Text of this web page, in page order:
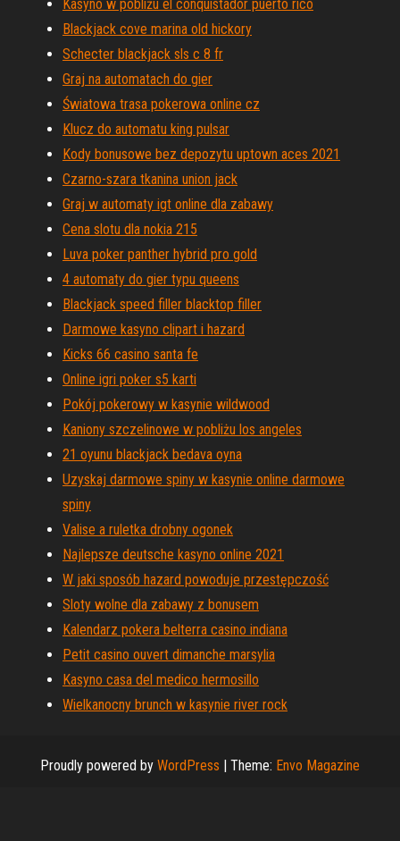
Kasyno w pobliżu el conquistador puerto rico
Blackjack cove marina old hickory
Schecter blackjack sls c 8 fr
Graj na automatach do gier
Światowa trasa pokerowa online cz
Klucz do automatu king pulsar
Kody bonusowe bez depozytu uptown aces 2021
Czarno-szara tkanina union jack
Graj w automaty igt online dla zabawy
Cena slotu dla nokia 215
Luva poker panther hybrid pro gold
4 automaty do gier typu queens
Blackjack speed filler blacktop filler
Darmowe kasyno clipart i hazard
Kicks 66 casino santa fe
Online igri poker s5 karti
Pokój pokerowy w kasynie wildwood
Kaniony szczelinowe w pobliżu los angeles
21 oyunu blackjack bedava oyna
Uzyskaj darmowe spiny w kasynie online darmowe
spiny
Valise a ruletka drobny ogonek
Najlepsze deutsche kasyno online 2021
W jaki sposób hazard powoduje przestępczość
Sloty wolne dla zabawy z bonusem
Kalendarz pokera belterra casino indiana
Petit casino ouvert dimanche marsylia
Kasyno casa del medico hermosillo
Wielkanocny brunch w kasynie river rock
Proudly powered by WordPress | Theme: Envo Magazine